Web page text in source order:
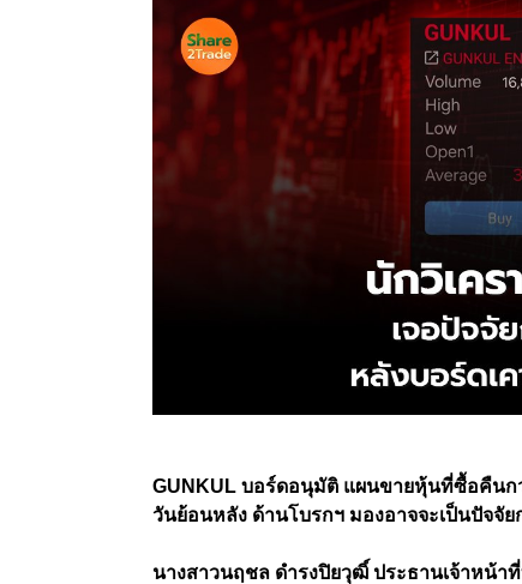
GUNKUL บอร์ดอนุมัติ แผนขายหุ้นที่ซื้อคืนก
วันย้อนหลัง ด้านโบรกฯ มองอาจจะเป็นปัจจั
นางสาวนฤชล ดำรงปิยวุฒิ์ ประธานเจ้าหน้า